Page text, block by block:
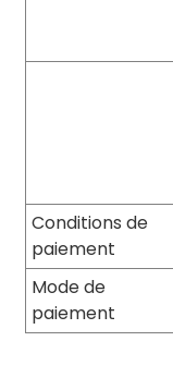
Conditions de
paiement
Mode de
paiement